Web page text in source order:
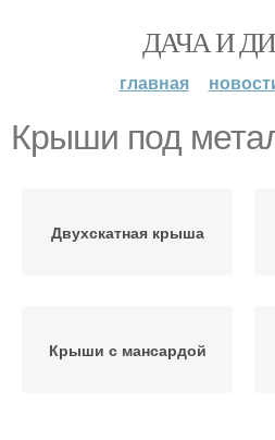
ДАЧА И
главная
Крыши под
Двухскатная крыша
Крыши с мансардой